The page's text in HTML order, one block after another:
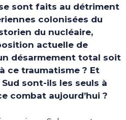
sont faits au détriment
colonisées du
du nucléaire,
actuelle de
désarmement total soit
ce traumatisme ? Et
sont-ils les seuls à
combat aujourd’hui ?